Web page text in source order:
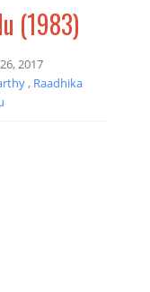
(1983)
2017
, Raadhika